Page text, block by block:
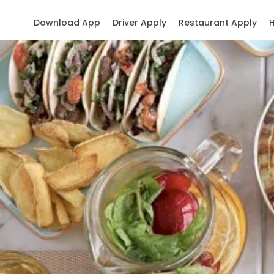
Restaurant Apply
Driver Apply
Download App